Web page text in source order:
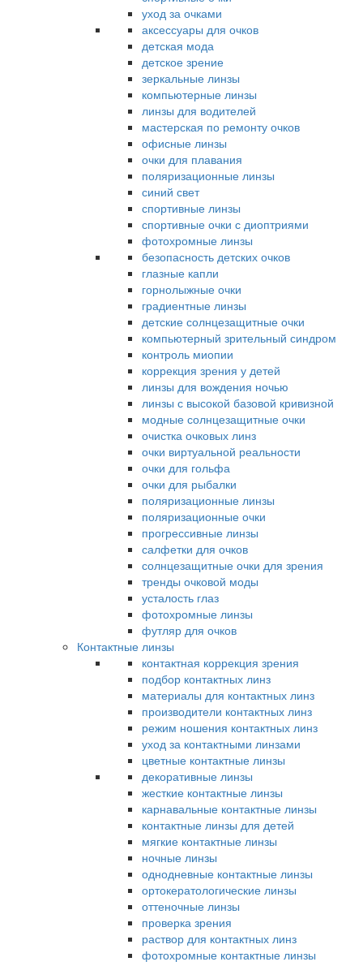
уход за очками
аксессуары для очков
детская мода
детское зрение
зеркальные линзы
компьютерные линзы
линзы для водителей
мастерская по ремонту очков
офисные линзы
очки для плавания
поляризационные линзы
синий свет
спортивные линзы
спортивные очки с диоптриями
фотохромные линзы
безопасность детских очков
глазные капли
горнолыжные очки
градиентные линзы
детские солнцезащитные очки
компьютерный зрительный синдром
контроль миопии
коррекция зрения у детей
линзы для вождения ночью
линзы с высокой базовой кривизной
модные солнцезащитные очки
очистка очковых линз
очки виртуальной реальности
очки для гольфа
очки для рыбалки
поляризационные линзы
поляризационные очки
прогрессивные линзы
салфетки для очков
солнцезащитные очки для зрения
тренды очковой моды
усталость глаз
фотохромные линзы
футляр для очков
Контактные линзы
контактная коррекция зрения
подбор контактных линз
материалы для контактных линз
производители контактных линз
режим ношения контактных линз
уход за контактными линзами
цветные контактные линзы
декоративные линзы
жесткие контактные линзы
карнавальные контактные линзы
контактные линзы для детей
мягкие контактные линзы
ночные линзы
однодневные контактные линзы
ортокератологические линзы
оттеночные линзы
проверка зрения
раствор для контактных линз
фотохромные контактные линзы